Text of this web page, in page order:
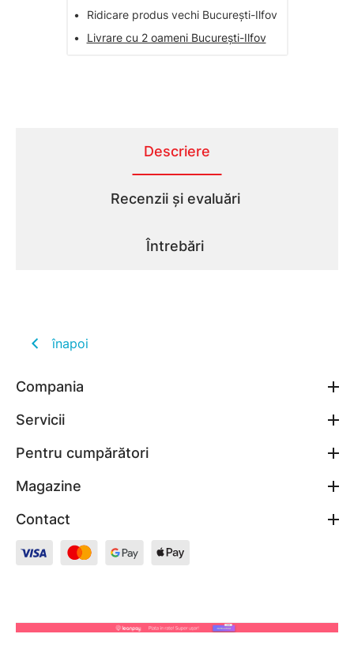
•
Ridicare produs vechi București-Ilfov
•
Livrare cu 2 oameni București-Ilfov
Descriere
Recenzii și evaluări
Întrebări
înapoi
Compania
Servicii
Pentru cumpărători
Magazine
Contact